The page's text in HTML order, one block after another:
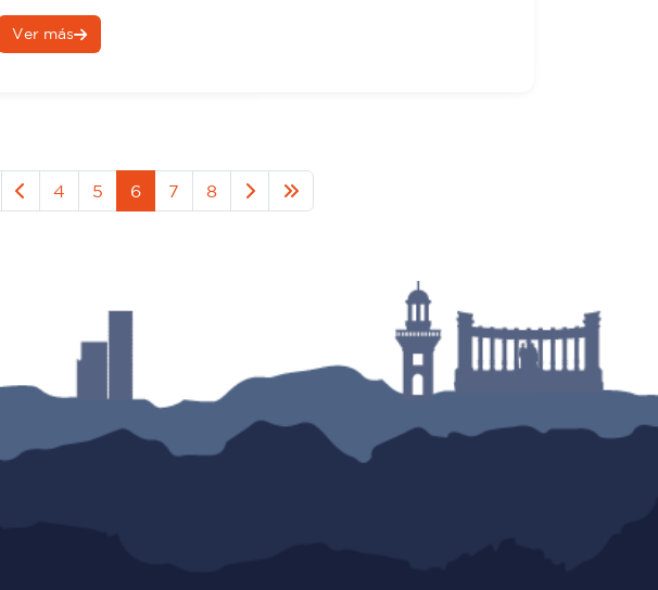
FERIA DE EMPRENDEDORES del ITB
Ver más
4 5 6 7 8